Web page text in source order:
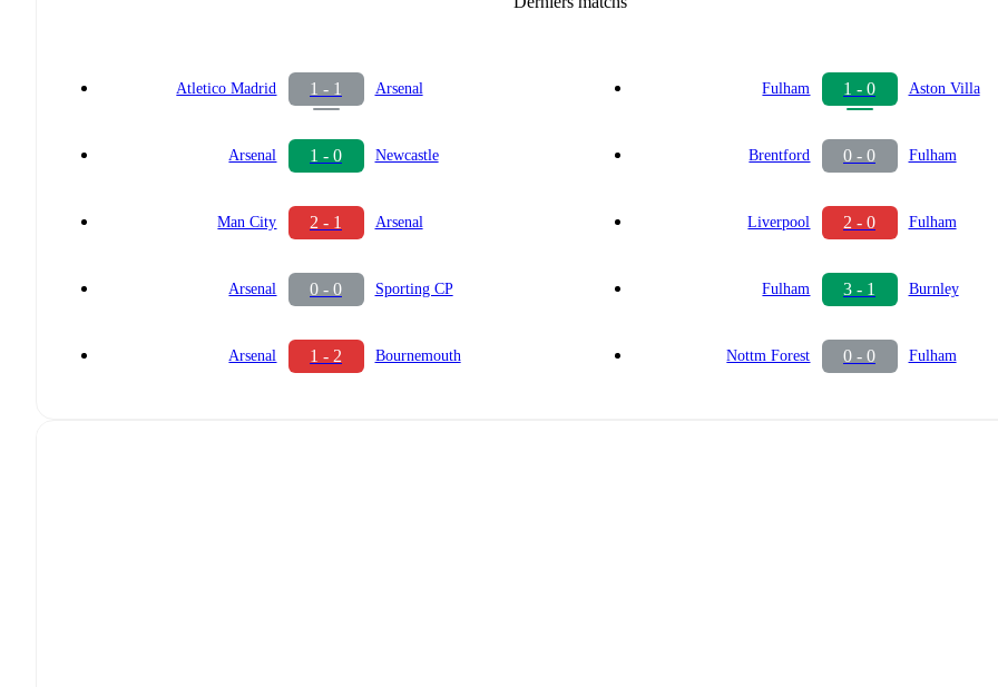
Atletico Madrid 1 - 1 Arsenal
Arsenal 1 - 0 Newcastle
Man City 2 - 1 Arsenal
Arsenal 0 - 0 Sporting CP
Arsenal 1 - 2 Bournemouth
Fulham 1 - 0 Aston Villa
Brentford 0 - 0 Fulham
Liverpool 2 - 0 Fulham
Fulham 3 - 1 Burnley
Nottm Forest 0 - 0 Fulham